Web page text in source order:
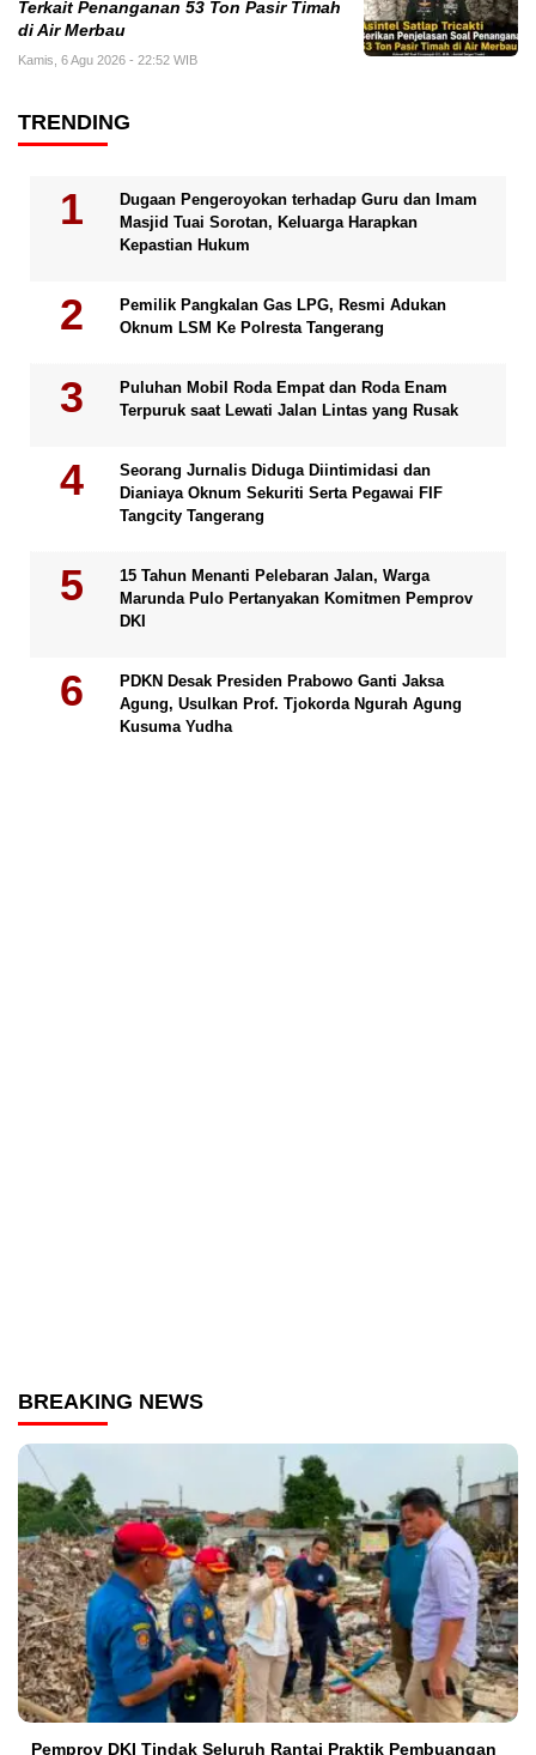
Terkait Penanganan 53 Ton Pasir Timah
di Air Merbau
Kamis, 6 Agu 2026 - 22:52 WIB
TRENDING
Dugaan Pengeroyokan terhadap Guru dan Imam
Masjid Tuai Sorotan, Keluarga Harapkan
Kepastian Hukum
Pemilik Pangkalan Gas LPG, Resmi Adukan
Oknum LSM Ke Polresta Tangerang
Puluhan Mobil Roda Empat dan Roda Enam
Terpuruk saat Lewati Jalan Lintas yang Rusak
Seorang Jurnalis Diduga Diintimidasi dan
Dianiaya Oknum Sekuriti Serta Pegawai FIF
Tangcity Tangerang
15 Tahun Menanti Pelebaran Jalan, Warga
Marunda Pulo Pertanyakan Komitmen Pemprov
DKI
PDKN Desak Presiden Prabowo Ganti Jaksa
Agung, Usulkan Prof. Tjokorda Ngurah Agung
Kusuma Yudha
BREAKING NEWS
Pemprov DKI Tindak Seluruh Rantai Praktik Pembuangan